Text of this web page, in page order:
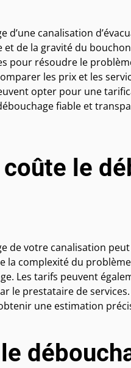
d’une canalisation
de la gravité du
pour résoudre le
les prix et les
opter pour une
fiable et
le
de votre canalisation
la complexité du
Les tarifs peuvent
le prestataire de
une estimation